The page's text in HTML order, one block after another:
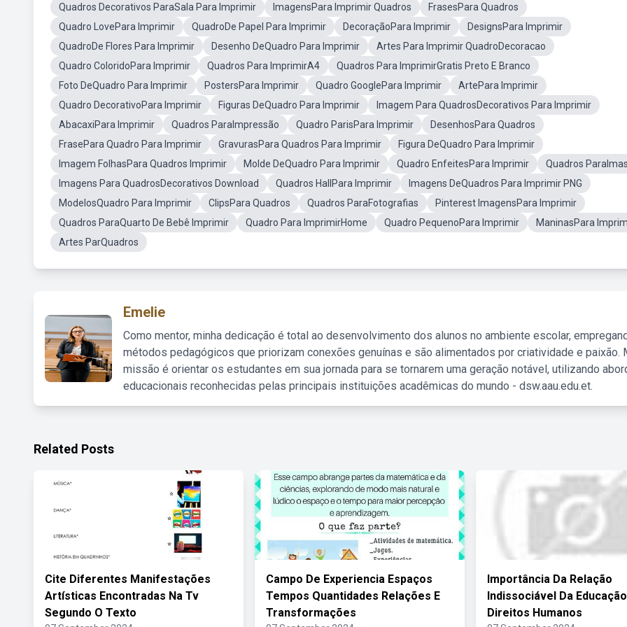
Quadros Decorativos ParaSala Para Imprimir ImagensPara Imprimir Quadros
FrasesPara Quadros
Quadro LovePara Imprimir
QuadroDe Papel Para Imprimir DecoraçãoPara Imprimir
DesignsPara Imprimir
QuadroDe Flores Para Imprimir
Desenho DeQuadro Para Imprimir
Artes Para Imprimir QuadroDecoracao
Quadro ColoridoPara Imprimir
Quadros Para ImprimirA4
Quadros Para ImprimirGratis Preto E Branco
Foto DeQuadro Para Imprimir
PostersPara Imprimir Quadro GooglePara Imprimir
ArtePara Imprimir
Quadro DecorativoPara Imprimir
Figuras DeQuadro Para Imprimir
Imagem Para QuadrosDecorativos Para Imprimir
AbacaxiPara Imprimir
Quadros ParaImpressão Quadro ParisPara Imprimir
DesenhosPara Quadros
FrasePara Quadro Para Imprimir
GravurasPara Quadros Para Imprimir
Figura DeQuadro Para Imprimir
Imagem FolhasPara Quadros Imprimir
Molde DeQuadro Para Imprimir Quadro EnfeitesPara Imprimir
Quadros
Imagens Para QuadrosDecorativos Download
Quadros HallPara Imprimir
Imagens DeQuadros Para Imprimir PNG
ModelosQuadro Para Imprimir
ClipsPara Quadros Quadros ParaFotografias
Pinterest ImagensPara Imprimir
Quadros ParaQuarto De Bebê Imprimir
Quadro Para ImprimirHome Quadro PequenoPara Imprimir
ManinasPara
Artes ParQuadros
Emelie
Como mentor, minha dedicação é total ao desenvolvimento dos alunos no ambiente escolar,
métodos pedagógicos que priorizam conexões genuínas e são alimentados por criatividade e paixão.
missão é orientar os estudantes em sua jornada para se tornarem uma geração notável, utilizando
educacionais reconhecidas pelas principais instituições acadêmicas do mundo - dsw.aau.edu.et.
Related Posts
Cite Diferentes Manifestações
Artísticas Encontradas Na Tv
Segundo O Texto
Campo De Experiencia Espaços
Tempos Quantidades Relações E
Transformações
Importância Da Relação
Indissociável Da
Direitos Humanos